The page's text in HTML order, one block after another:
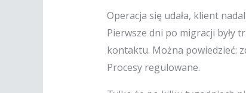
Operacja się udała, klient
Pierwsze dni po migracji były
kontaktu. Można powiedzieć:
Procesy regulowane.